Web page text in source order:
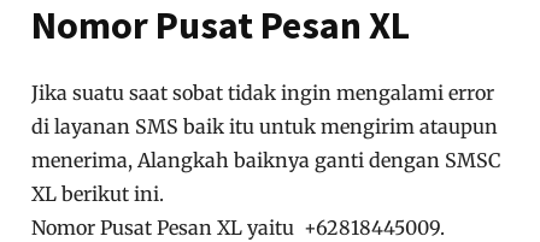
Nomor Pusat Pesan XL
Jika suatu saat sobat tidak ingin mengalami error
di layanan SMS baik itu untuk mengirim ataupun
menerima, Alangkah baiknya ganti dengan SMSC
XL berikut ini.
Nomor Pusat Pesan XL yaitu +62818445009.